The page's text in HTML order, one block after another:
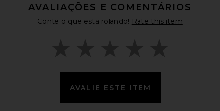
AVALIAÇÕES E COMENTÁRIOS
Conte o que está rolando! Rate this item
AVALIE ESTE ITEM